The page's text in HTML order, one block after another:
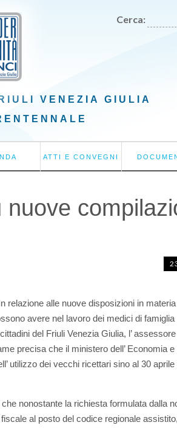
Cerca:
VENEZIA GIULIA
ATTI E CONVEGNI
nuove
relazione alle nuove disposizioni in materia
avere nel lavoro dei medici di famiglia
del Friuli Venezia Giulia, l’
precisa che il ministero dell’ Economia
utilizzo dei vecchi ricettari sino al 30 aprile
nonostante la richiesta formulata dalla
al posto del codice regionale